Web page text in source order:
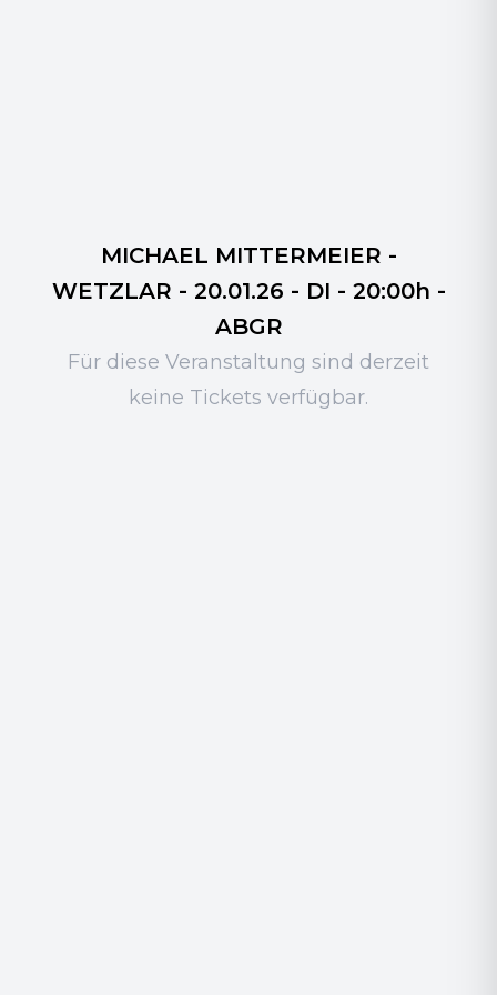
MICHAEL MITTERMEIER -
WETZLAR - 20.01.26 - DI - 20:00h -
ABGR
Für diese Veranstaltung sind derzeit
keine Tickets verfügbar.